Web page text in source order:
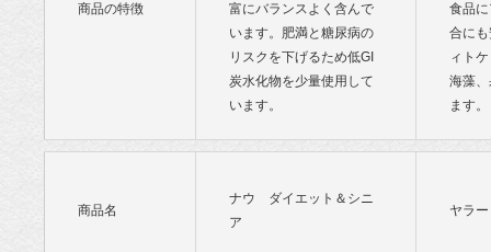
商品の特徴
富にバランスよく含んで
います。肥満と糖尿病の
リスクを下げるため低GI
炭水化物を少量使用して
います。
食品
合に
ィト
海藻
ます。
商品名
ナウ ダイエット＆シニ
ア
ヤラ